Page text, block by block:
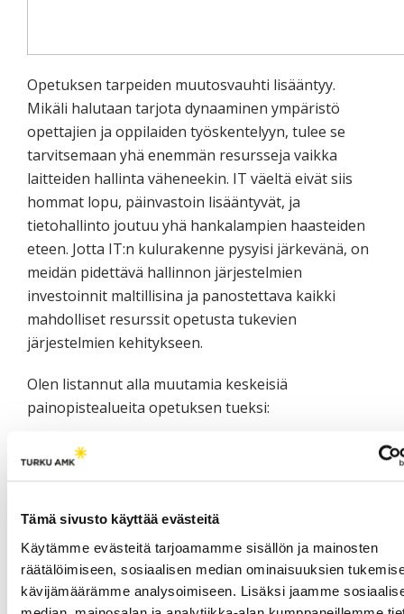
Tämä sivusto käyttää evästeitä
Käytämme evästeitä tarjoamamme sisällön ja mainosten
räätälöimiseen, sosiaalisen median ominaisuuksien
kävijämäärämme analysoimiseen. Lisäksi jaamme
Opetuksen tarpeiden muutosvauhti lisääntyy.
Mikäli halutaan tarjota dynaaminen ympäristö
opettajien ja oppilaiden työskentelyyn, tulee se
tarvitsemaan yhä enemmän resursseja vaikka
laitteiden hallinta väheneekin. IT väeltä eivät siis
hommat lopu, päinvastoin lisääntyvät, ja
tietohallinto joutuu yhä hankalampien haasteiden
eteen. Jotta IT:n kulurakenne pysyisi järkevänä, on
meidän pidettävä hallinnon järjestelmien
investoinnit maltillisina ja panostettava kaikki
mahdolliset resurssit opetusta tukevien
järjestelmien kehitykseen.
Olen listannut alla muutamia keskeisiä
painopistealueita opetuksen tueksi:
toimiva sovellusten virtualisointimahdollisuus
erilaiset pilvi- ja selainsovellukset tekevät
verkkoyhteyden tulee olla helposti saatavilla
koko kampusalueella (ja sähköä…)
tulostaminen tulee olla mahdollista erilaisista
laitealustoista